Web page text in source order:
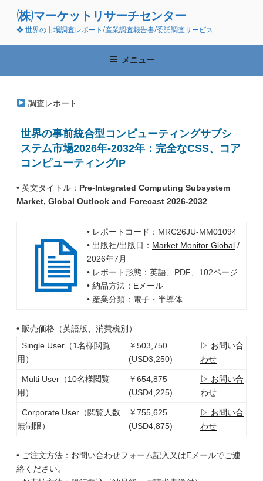
ン
(株)マーケットリサーチセンター
❖ 世界の市場調査レポート/産業調査報告書/委託調査サービス
メニュー
調査レポート
世界の事前統合型コンピューティングサブシ
ステム市場2026年-2032年：完全なCSS、コア
コンピューティングIP
• 英文タイトル： Pre-Integrated Computing Subsystem
Market, Global Outlook and Forecast 2026-2032
• レポートコード：MRC26JU-MM01094
• 出版社/出版日： Market Monitor Global/
2026年7月
• レポート形態：英語、PDF、102ページ
• 納品方法：Eメール
• 産業分類：電子・半導体
• 販売価格（英語版、消費税別）
Single User（1名様閲覧
用）
￥503,750
(USD3,250)
▷ お問い合
わせ
Multi User（10名様閲覧
用）
￥654,875
(USD4,225)
▷ お問い合
わせ
Corporate User（閲覧人数
無制限）
￥755,625
(USD4,875)
▷ お問い合
わせ
• ご注文方法：お問い合わせフォーム記入又はEメールでご連
絡ください。